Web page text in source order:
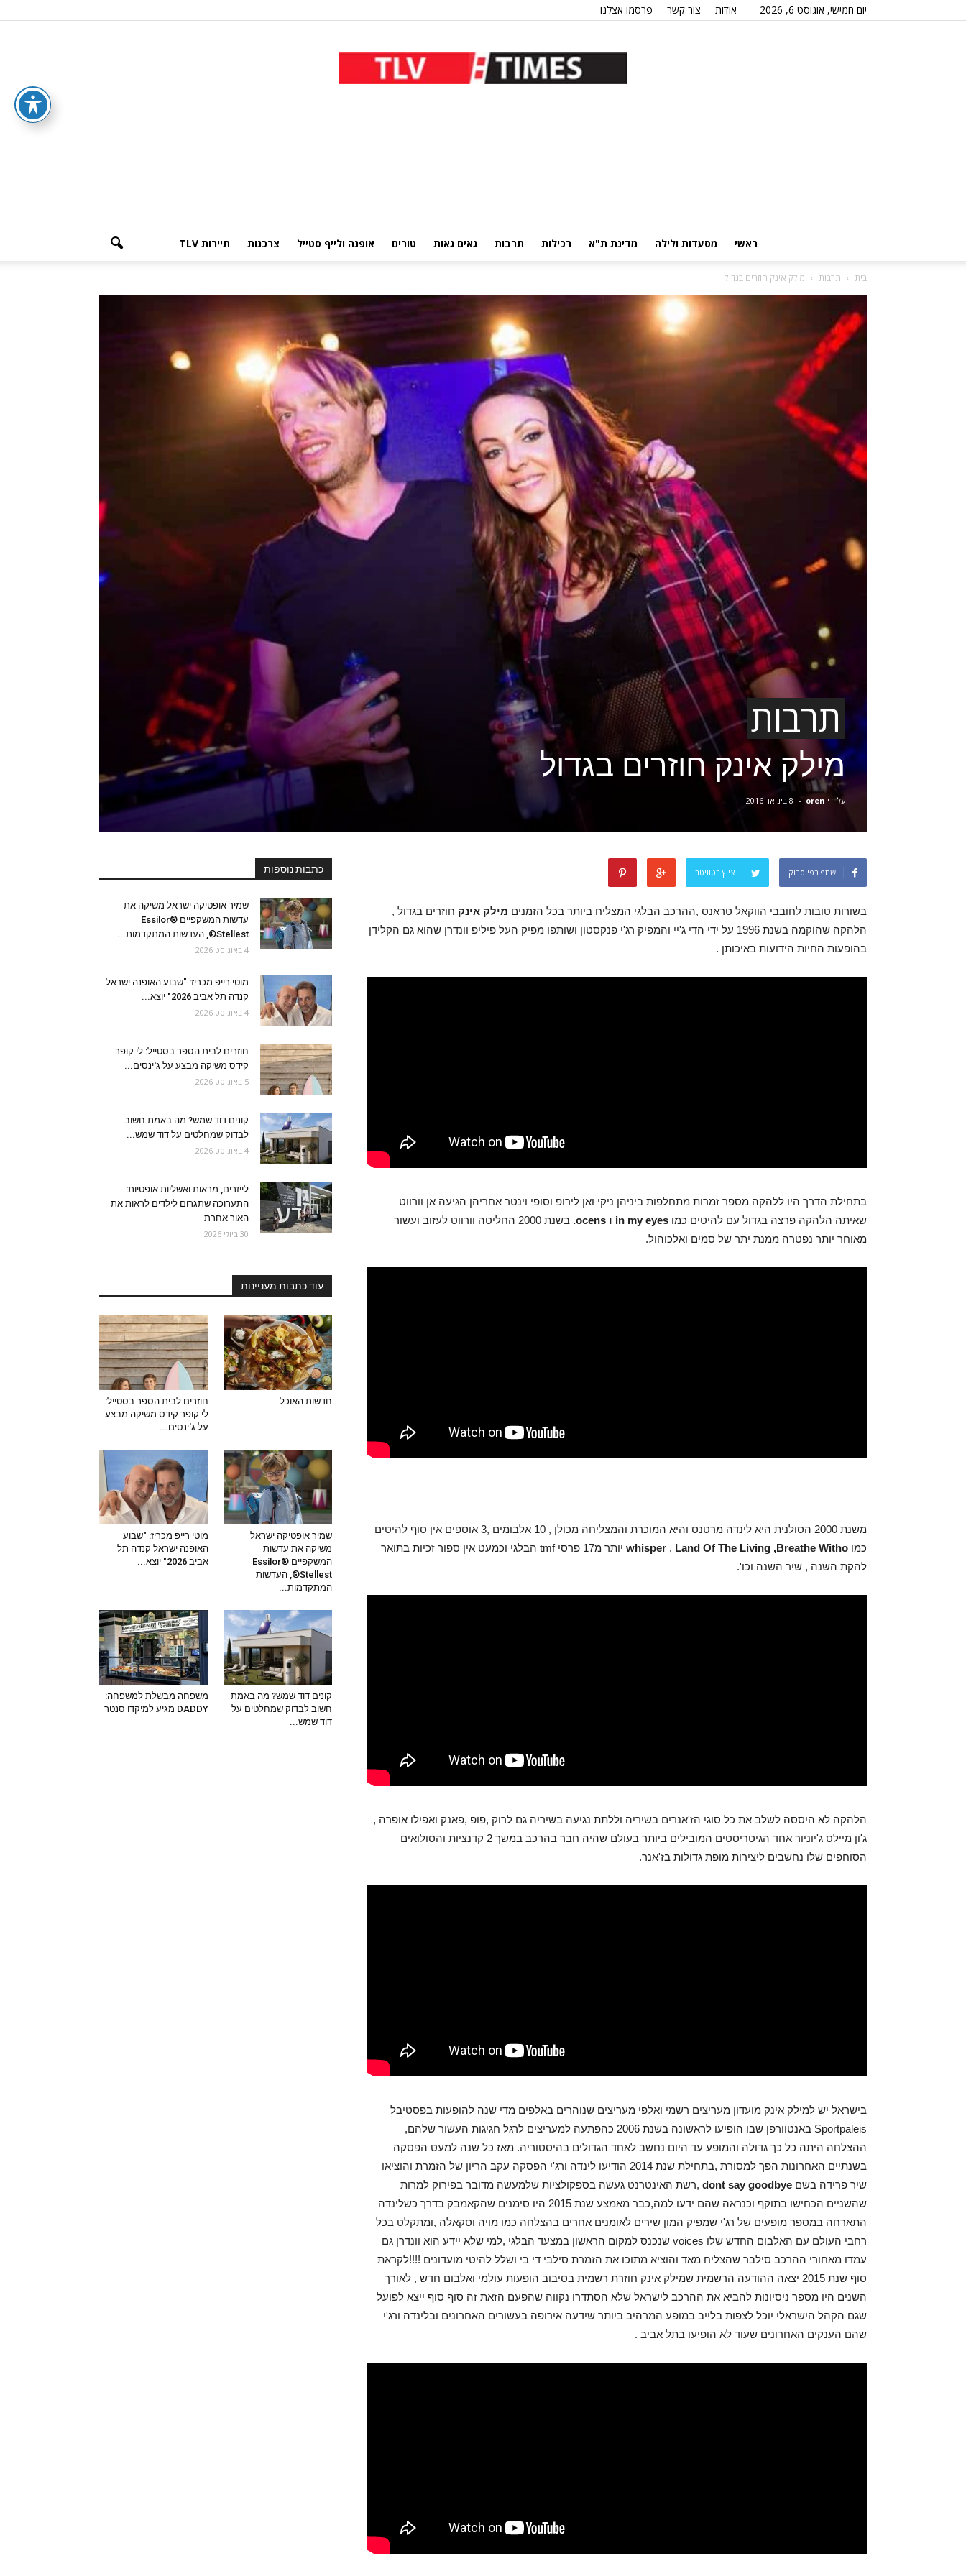
יום חמישי, אוגוסט 6, 2026 אודות צור קשר פרסמו אצלנו
ראשי מסעדות ולילה מדינת ת"א רכילות תרבות גאים גאות טורים אופנה ולייף סטייל צרכנות תיירות TLV
בית תרבות מילק אינק חוזרים בגדול
תרבות
מילק אינק חוזרים בגדול
על ידי oren
- 8 בינואר 2016
שתף בפייסבוק ציוץ בטוויטר
בשורות טובות לחובבי הווקאל טראנס ,ההרכב הבלגי המצליח ביותר בכל הזמנים מילק אינק חוזרים בגדול ,
הלהקה שהוקמה בשנת 1996 על ידי הדי ג'יי והמפיק רג'י פנקסטון ושותפו מפיק העל פיליפ וונדרן שהוא גם הקלידן
בהופעות החיות הידועות באיכותן .
בתחילת הדרך היו ללהקה מספר זמרות מתחלפות ביניהן ניקי ואן לירופ וסופי וינטר אחריהן הגיעה אן וורווט
שאיתה הלהקה פרצה בגדול עם להיטים כמו in my eyes ו ocens.
בשנת 2000 החליטה וורווט לעזוב ועשור
מאוחר יותר נפטרה ממנת יתר של סמים ואלכוהול.
משנת 2000 הסולנית היא לינדה מרטנס והיא המוכרת והמצליחה מכולן , 10 אלבומים ,3 אוספים אין סוף להיטים
כמו
whisper , Land Of The Living ,Breathe Witho
יותר מ17 פרסי tmf הבלגי וכמעט אין ספור זכיות בתואר
להקת השנה , שיר השנה וכו'.
הלהקה לא היססה לשלב את כל סוגי הז'אנרים בשיריה וללתת נגיעה בשיריה גם לרוק ,פופ ,פאנק ואפילו אופרה ,
ג'ון מיילס ג'יוניור אחד הגיטריסטים המובילים ביותר בעולם שהיה חבר בהרכב במשך 2 קדנציות והסולואים
הסוחפים שלו נחשבים ליצירות מופת גדולות בז'אנר.
בישראל יש למילק אינק מועדון מעריצים רשמי ואלפי מעריצים שנוהרים באלפים מדי שנה להופעות בפסטיבל
Sportpaleis באנטוורפן שבו הופיעו לראשונה בשנת 2006 כהפתעה למעריצים לרגל חגיגות העשור שלהם,
ההצלחה היתה כל כך גדולה והמופע עד היום נחשב לאחד הגדולים בהיסטוריה. מאז כל שנה למעט הפסקה
בשנתיים האחרונות הפך למסורת ,בתחילת שנת 2014 הודיעו לינדה ורג'י הפסקה עקב הריון של הזמרת והוציאו
שיר פרידה בשם dont say goodbye ,רשת האינטרנט געשה בספקולציות שלמעשה מדובר בפירוק למרות
שהשניים הכחישו בתוקף וכנראה שהם ידעו למה,כבר מאמצע שנת 2015 היו סימנים שהקאמבק בדרך כשלינדה
התארחה במספר מופעים של רג'י שמפיק המון שירים לאומנים אחרים בהצלחה כמו מויה וסקאלה ,ומתקלט בכל
רחבי העולם עם האלבום החדש שלו voices שנכנס למקום הראשון במצעד הבלגי ,למי שלא יידע הוא וונדרן גם
עמדו מאחורי ההרכב סילבר שהצליח מאד והוציא מתוכו את הזמרת סילבי די בי ושלל להיטי מועדונים !!!!לקראת
סוף שנת 2015 יצאה ההודעה הרשמית שמילק אינק חוזרת רשמית בסיבוב הופעות עולמי ואלבום חדש , לאורך
השנים היו מספר ניסיונות להביא את ההרכב לישראל שלא הסתדרו נקווה שהפעם הזאת זה סוף סוף ייצא לפועל
שגם הקהל הישראלי יוכל לצפות בלייב במופע המרהיב ביותר שידעה אירופה בעשורים האחרונים ובלינדה ורג'י
שהם הענקים האחרונים שעוד לא הופיעו בתל אביב .
כתבות נוספות
שמיר אופטיקה ישראל משיקה את
עדשות המשקפיים Essilor®
Stellest®, העדשות המתקדמות...
4 באוגוסט 2026
מוטי רייפ מכריז: "שבוע האופנה ישראל
קנדה תל אביב 2026" יוצא...
4 באוגוסט 2026
חוזרים לבית הספר בסטייל: לי קופר
קידס משיקה מבצע על ג'ינסים...
5 באוגוסט 2026
קונים דוד שמש? מה באמת חשוב
לבדוק שמחלטים על דוד שמש...
4 באוגוסט 2026
לייזרים, מראות ואשליות אופטיות:
התערוכה שתגרום לילדים לראות את
האור אחרת
30 ביולי 2026
עוד כתבות מעניינות
חדשות האוכל
חוזרים לבית הספר בסטייל:
לי קופר קידס משיקה מבצע
על ג'ינסים...
שמיר אופטיקה ישראל
משיקה את עדשות
המשקפיים Essilor®
Stellest®, העדשות
המתקדמות...
מוטי רייפ מכריז: "שבוע
האופנה ישראל קנדה תל
אביב 2026" יוצא...
קונים דוד שמש? מה באמת
חשוב לבדוק שמחלטים על
דוד שמש...
משפחה מבשלת למשפחה:
DADDY מגיע למיקדו סנטר